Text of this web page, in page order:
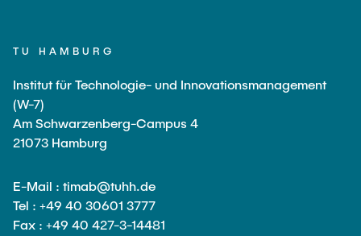
TU HAMBURG
Institut für Technologie- und Innovationsmanagement
(W-7)
Am Schwarzenberg-Campus 4
21073 Hamburg
E-Mail : timab@tuhh.de
Tel : +49 40 30601 3777
Fax : +49 40 427-3-14481